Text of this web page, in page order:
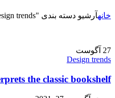
خانهآرشیو دسته بندی "Design trends"
27 آگوست
Design trends
the classic bookshelf